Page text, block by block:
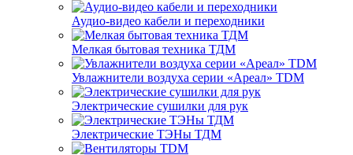
Аудио-видео кабели и переходники
Мелкая бытовая техника ТДМ
Увлажнители воздуха серии «Ареал» TDM
Электрические сушилки для рук
Электрические ТЭНы ТДМ